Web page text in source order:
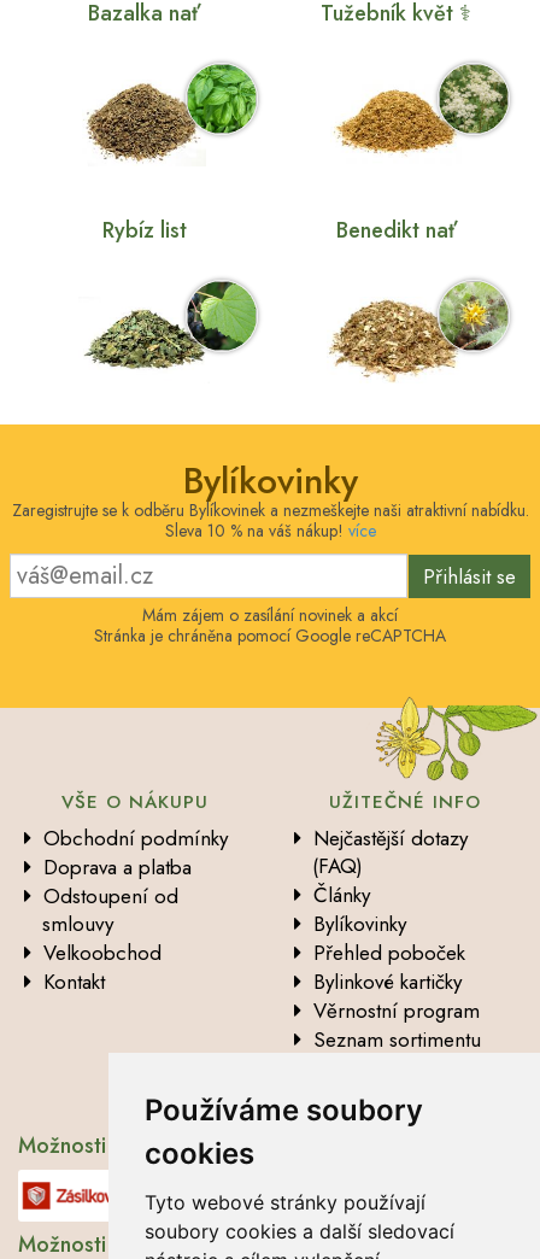
Používáme soubory
cookies
Tyto webové stránky používají
soubory cookies a další sledovací
Bazalka nať Tužebník květ ⚕
Rybíz list Benedikt nať
Bylíkovinky
Zaregistrujte se k odběru Bylíkovinek a nezmeškejte naši atraktivní nabídku.
Sleva 10 % na váš nákup! více
Přihlásit se
Mám zájem o zasílání novinek a akcí
Stránka je chráněna pomocí Google reCAPTCHA
VŠE O NÁKUPU
Obchodní podmínky
Doprava a platba
Odstoupení od
smlouvy
Velkoobchod
Kontakt
UŽITEČNÉ INFO
Nejčastější dotazy
(FAQ)
Články
Bylíkovinky
Přehled poboček
Bylinkové kartičky
Věrnostní program
Seznam sortimentu
údajů
Možnosti dopravy
Možnosti platby